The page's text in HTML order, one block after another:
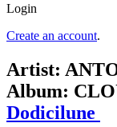
Login
Create an account.
Artist:
Album:
Dodicilune